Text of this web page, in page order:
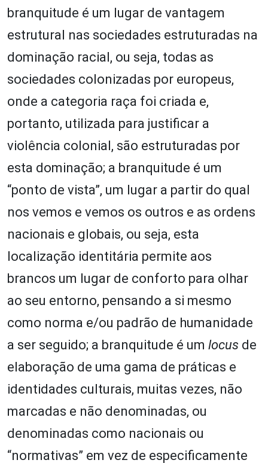
branquitude é um lugar de vantagem
estrutural nas sociedades estruturadas na
dominação racial, ou seja, todas as
sociedades colonizadas por europeus,
onde a categoria raça foi criada e,
portanto, utilizada para justificar a
violência colonial, são estruturadas por
esta dominação; a branquitude é um
“ponto de vista”, um lugar a partir do qual
nos vemos e vemos os outros e as ordens
nacionais e globais, ou seja, esta
localização identitária permite aos
brancos um lugar de conforto para olhar
ao seu entorno, pensando a si mesmo
como norma e/ou padrão de humanidade
a ser seguido; a branquitude é um locus de
elaboração de uma gama de práticas e
identidades culturais, muitas vezes, não
marcadas e não denominadas, ou
denominadas como nacionais ou
“normativas” em vez de especificamente